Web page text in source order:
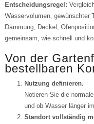
Entscheidungsregel:
Wasservolumen, gewünschter
Dämmung, Deckel,
gemeinsam, wie schnell und
Von der
bestellbaren
Nutzung definieren.
Notieren Sie die
und ob Wasser länger
Standort vollständig